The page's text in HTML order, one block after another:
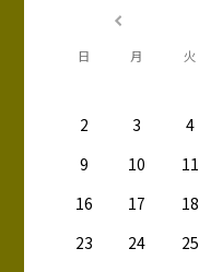
日 月 火
2
3 4
9
10 11
16
17 18
23
24 25